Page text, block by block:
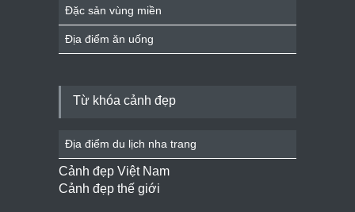
Đặc sản vùng miền
Địa điểm ăn uống
Từ khóa cảnh đẹp
Địa điểm du lịch nha trang
Cảnh đẹp Việt Nam
Cảnh đẹp thế giới